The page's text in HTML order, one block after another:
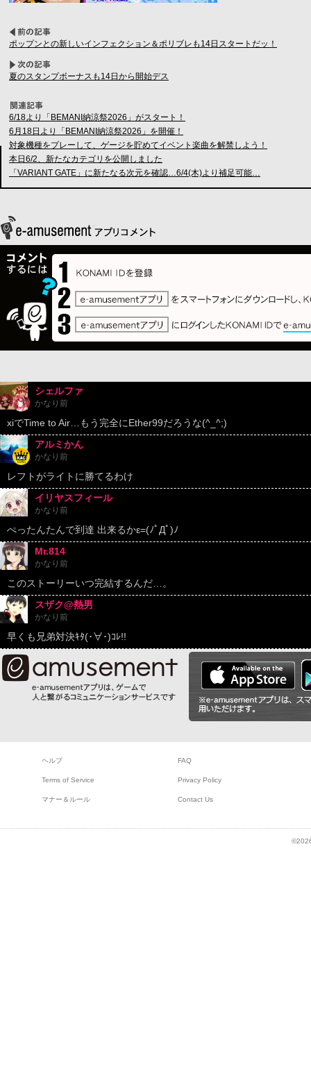
ポップンとの新しいインフェクション＆ポリブレも14日スタートだッ！
夏のスタンプボーナスも14日から開始デス
6/18より「BEMANI納涼祭2026」がスタート！
6月18日より「BEMANI納涼祭2026」を開催！
対象機種をプレーして、ゲージを貯めてイベント楽曲を解禁しよう！
本日6/2、新たなカテゴリを公開しました
「VARIANT GATE」に新たなる次元を確認…6/4(木)より補足可能…
シェルファ
かなり前
xiでTime to Air…もう完全にEther99だろうな(^_^;)
アルミかん
かなり前
レフトがライトに勝てるわけ
イリヤスフィール
かなり前
ぺったんたんで到達 出来るかε=(ﾉﾟДﾟ)ﾉ
Mr.814
かなり前
このストーリーいつ完結するんだ…。
スザク@熱男
かなり前
早くも兄弟対決ｷﾀ(･∀･)ｺﾚ!!
ヘルプ FAQ
Terms of Service Privacy Policy
マナー＆ルール Contact Us